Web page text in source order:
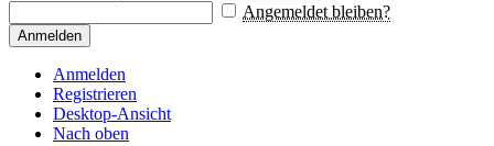
Angemeldet bleiben?
Anmelden
Anmelden
Registrieren
Desktop-Ansicht
Nach oben